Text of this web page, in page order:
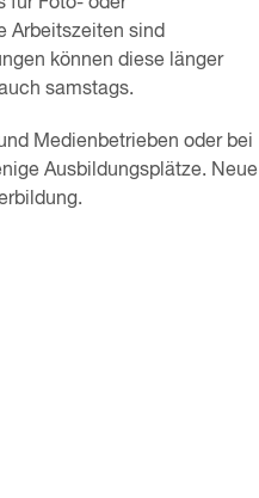
Arbeitszeiten sind
können diese länger
samstags.
Medienbetrieben oder bei
Ausbildungsplätze. Neue